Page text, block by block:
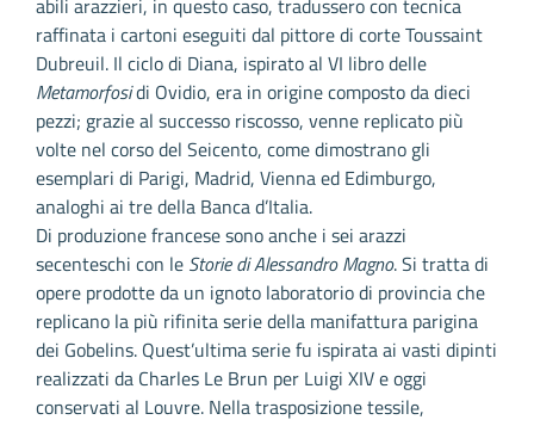
abili arazzieri, in questo caso, tradussero con tecnica
raffinata i cartoni eseguiti dal pittore di corte Toussaint
Dubreuil. Il ciclo di Diana, ispirato al VI libro delle
Metamorfosidi Ovidio, era in origine composto da dieci
pezzi; grazie al successo riscosso, venne replicato più
volte nel corso del Seicento, come dimostrano gli
esemplari di Parigi, Madrid, Vienna ed Edimburgo,
analoghi ai tre della Banca d’Italia.
Di produzione francese sono anche i sei arazzi
secenteschi con le Storie di Alessandro Magno. Si tratta di
opere prodotte da un ignoto laboratorio di provincia che
replicano la più rifinita serie della manifattura parigina
dei Gobelins. Quest’ultima serie fu ispirata ai vasti dipinti
realizzati da Charles Le Brun per Luigi XIV e oggi
conservati al Louvre. Nella trasposizione tessile,